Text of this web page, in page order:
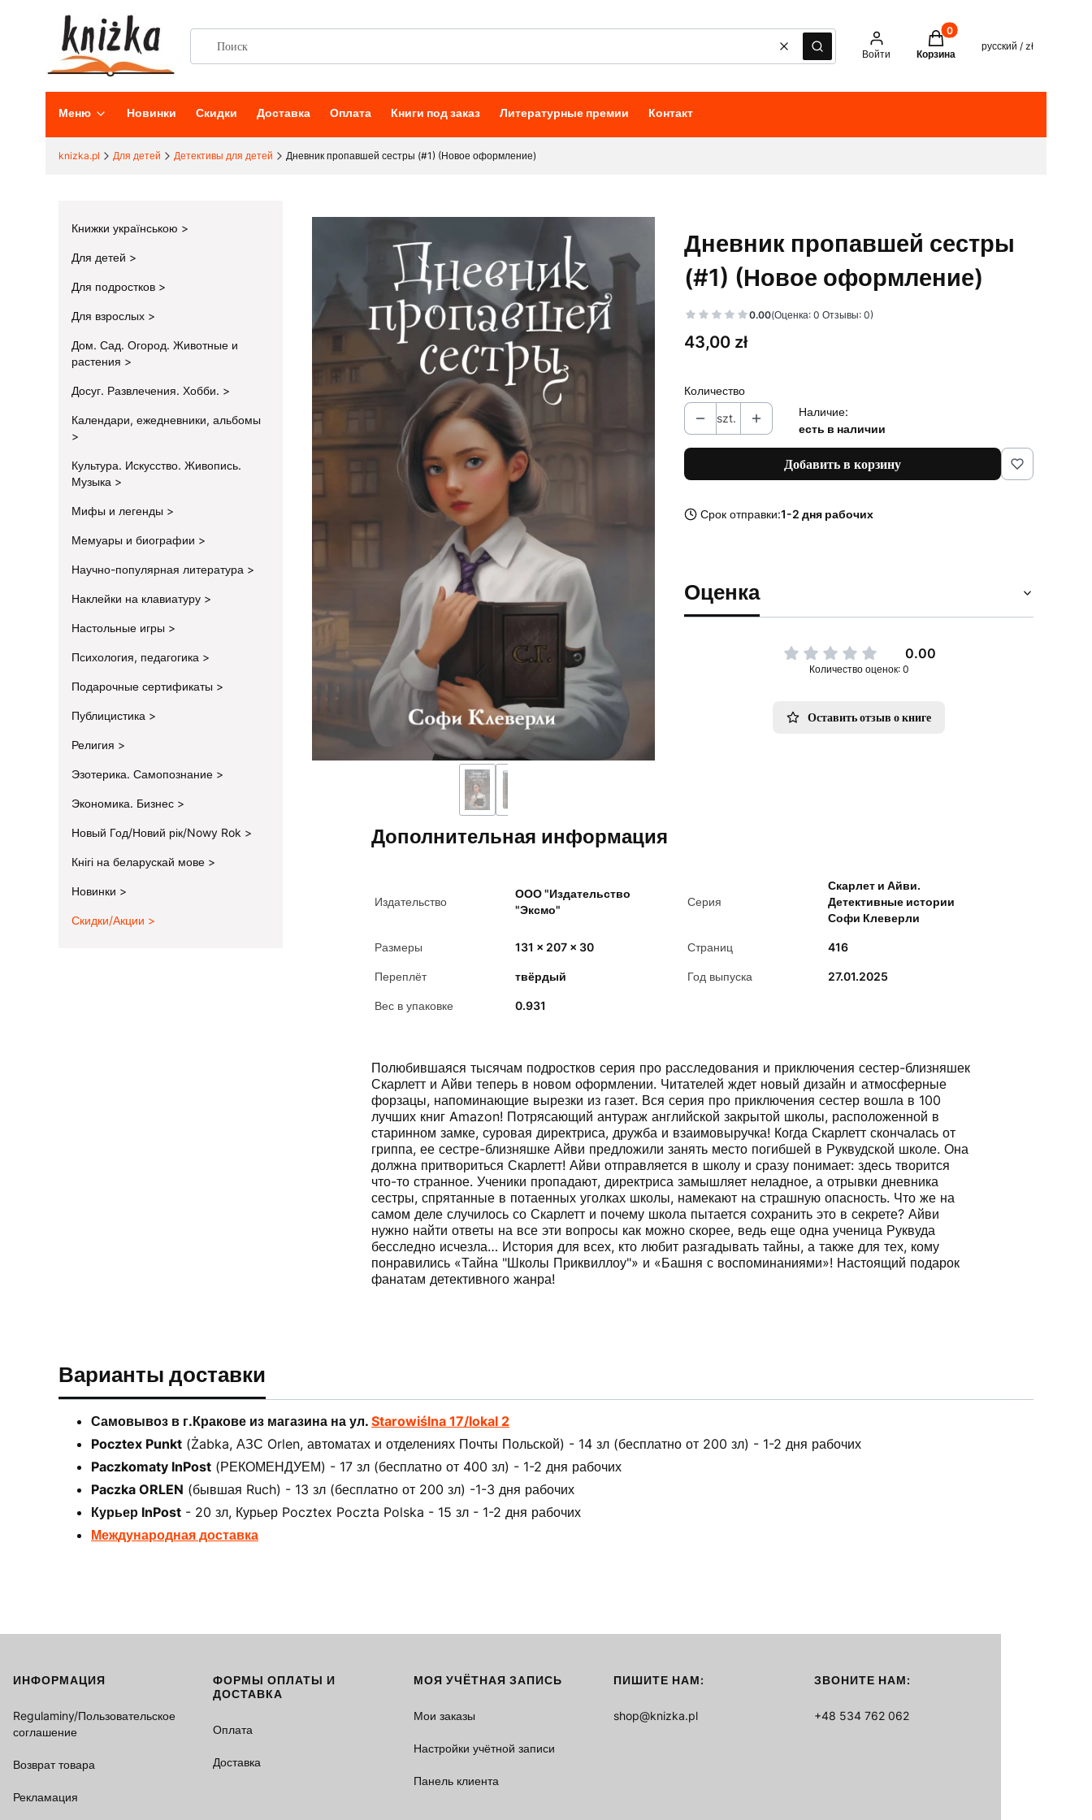
ОчиститьПоиск Войти
Товары в корзине: 0. See
Корзина
русский / zł
Меню Новинки Скидки Доставка Оплата Книги под заказ Литературные премии Контакт
knizka.pl Для детей Детективы для детей Дневник пропавшей сестры (#1) (Новое оформление)
Книжки українською
Для детей
Для подростков
Для взрослых
Дом. Сад. Огород. Животные и
растения
Досуг. Развлечения. Хобби.
Календари, ежедневники, альбомы
Культура. Искусство. Живопись.
Музыка
Мифы и легенды
Мемуары и биографии
Научно-популярная литература
Наклейки на клавиатуру
Настольные игры
Психология, педагогика
Подарочные сертификаты
Публицистика
Религия
Эзотерика. Самопознание
Экономика. Бизнес
Новый Год/Новий рік/Nowy Rok
Кнігі на беларускай мове
Новинки
Скидки/Акции
Дневник пропавшей сестры
(#1) (Новое оформление)
0.00(Оценка: 0 Отзывы: 0)
Цена
43,00 zł
Количество
szt.
Наличие:
есть в наличии
Добавить в корзину
Срок отправки:1-2 дня рабочих
Оценка
0.00
Количество оценок: 0
Оставить отзыв о книге
Дополнительная информация
Издательство
ООО "Издательство
"Эксмо"
Серия
Скарлет и Айви.
Детективные истории
Софи Клеверли
Размеры 131 x 207 x 30 Страниц 416
Переплёт твёрдый Год выпуска 27.01.2025
Вес в упаковке 0.931
Полюбившаяся тысячам подростков серия про расследования и приключения сестер-близняшек
Скарлетт и Айви теперь в новом оформлении. Читателей ждет новый дизайн и атмосферные
форзацы, напоминающие вырезки из газет. Вся серия про приключения сестер вошла в 100
лучших книг Amazon! Потрясающий антураж английской закрытой школы, расположенной в
старинном замке, суровая директриса, дружба и взаимовыручка! Когда Скарлетт скончалась от
гриппа, ее сестре-близняшке Айви предложили занять место погибшей в Руквудской школе. Она
должна притвориться Скарлетт! Айви отправляется в школу и сразу понимает: здесь творится
что-то странное. Ученики пропадают, директриса замышляет неладное, а отрывки дневника
сестры, спрятанные в потаенных уголках школы, намекают на страшную опасность. Что же на
самом деле случилось со Скарлетт и почему школа пытается сохранить это в секрете? Айви
нужно найти ответы на все эти вопросы как можно скорее, ведь еще одна ученица Руквуда
бесследно исчезла… История для всех, кто любит разгадывать тайны, а также для тех, кому
понравились «Тайна "Школы Приквиллоу"» и «Башня с воспоминаниями»! Настоящий подарок
фанатам детективного жанра!
Варианты доставки
Самовывоз в г.Кракове из магазина на ул. Starowiślna 17/lokal 2
Pocztex Punkt (Żabka, АЗС Orlen, автоматах и отделениях Почты Польской) - 14 зл (бесплатно от 200 зл) - 1-2 дня рабочих
Paczkomaty InPost (РЕКОМЕНДУЕМ) - 17 зл (бесплатно от 400 зл) - 1-2 дня рабочих
Paczka ORLEN (бывшая Ruch) - 13 зл (бесплатно от 200 зл) -1-3 дня рабочих
Курьер InPost - 20 зл, Курьер Pocztex Poczta Polska - 15 зл - 1-2 дня рабочих
Международная доставка
Footer menu
ИНФОРМАЦИЯ
Regulaminy/Пользовательское
соглашение
Возврат товара
Рекламация
ФОРМЫ ОПЛАТЫ И
ДОСТАВКА
Оплата
Доставка
МОЯ УЧЁТНАЯ ЗАПИСЬ
Мои заказы
Настройки учётной записи
Панель клиента
ПИШИТЕ НАМ:
shop@knizka.pl
ЗВОНИТЕ НАМ:
+48 534 762 062